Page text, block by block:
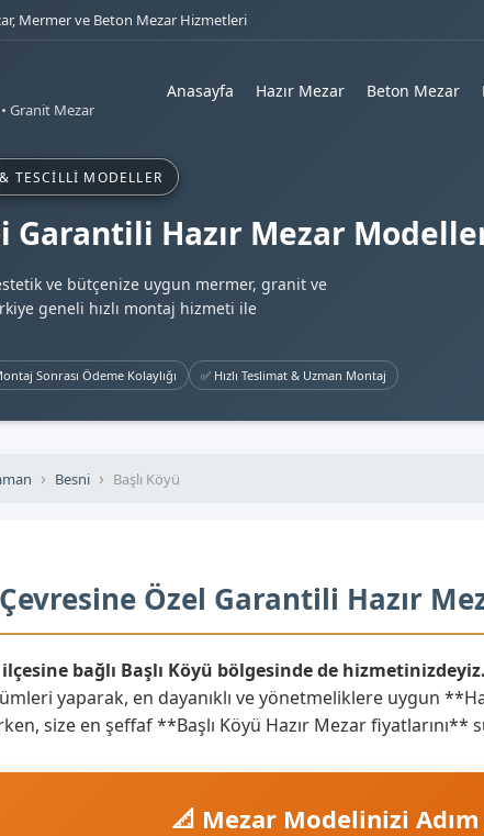
Mermer ve Beton Mezar Hizmetleri
Granit Mezar
Anasayfa Hazır Mezar Beton Mezar
TESCILLI MODELLER
Garantili Hazır Mezar
ve bütçenize uygun mermer, granit ve
geneli hızlı montaj hizmeti ile
Sonrası Ödeme Kolaylığı ✅ Hızlı Teslimat & Uzman Montaj
Besni Başlı Köyü
Özel Garantili Hazır
bağlı Başlı Köyü bölgesinde de hizmetinizdeyiz.
yaparak, en dayanıklı ve yönetmeliklere uygun
size en şeffaf **Başlı Köyü Hazır Mezar fiyatlarını**
📐 Mezar Modelinizi